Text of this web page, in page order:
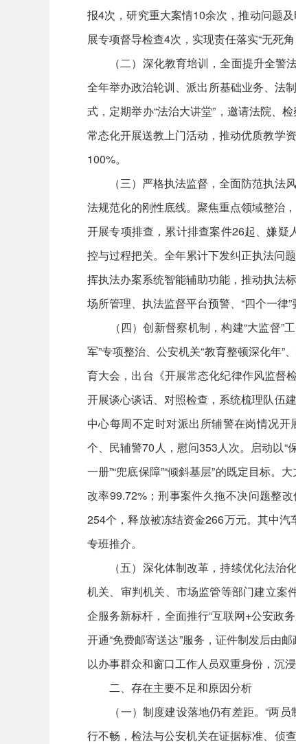
报4次，研究重大案情10余次，推动问题
展专项督导检查4次，实现责任落实“无死角
（二）深化教育培训，全面提升全警法
全年举办政治轮训、派出所基础业务、法
式，定期举办“法治大讲堂”，邀请法院、
常态化开展送教上门活动，推动优质教学
100%。
（三）严格执法监督，全面防范执法风
法规范化的刚性底线。聚焦重点领域整治
开展专项排查，累计排查案件26起、嫌疑
控与过程把关。全年累计下发纠正执法问
挥执法办案系统智能辅助功能，推动执法
场所管理、执法监督平台预警、“四个一律
（四）创新督察机制，构建“大监督”工
军”专项整治、公安机关“教育整顿深化年
育大会，出台《开展常态化纪律作风监督
开展谈心谈话、对照检查，系统梳理队伍
中心每周不定时对派出所辅警在岗情况
个、民辅警70人，慰问353人次。启动以“
一册”“兜底保障”“倾斜基层”的既定目标
改率99.72%；刑事案件久拖不决问题整
254个，释放被冻结资金266万元。其中
专班推介。
（五）深化体制改革，持续优化法治化
机关、审判机关、市场监管等部门建立案
企服务新标杆，全面推行“互联网+公安政
开通“免费邮寄送达”服务，证件制发后由
以办事群众和窗口工作人员双重身份，沉
二、存在主要不足和原因分析
（一）制度建设落地仍有差距。“两员
行不畅，检法与公安机关在证据标准、侦